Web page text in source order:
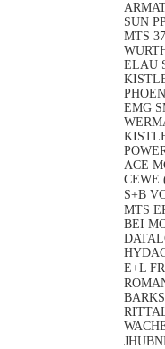
SUN
MTS
ELAU
EMG
ACE
CEWE
S+B
MTS
BEI
E+L